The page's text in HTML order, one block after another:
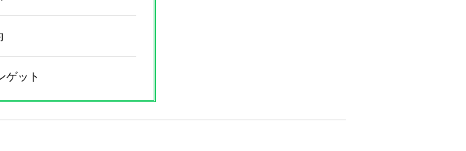
ゲット